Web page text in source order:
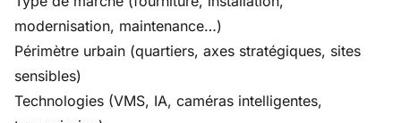
modernisation, maintenance…)
Périmètre urbain (quartiers, axes stratégiques, sites
sensibles)
Technologies (VMS, IA, caméras intelligentes,